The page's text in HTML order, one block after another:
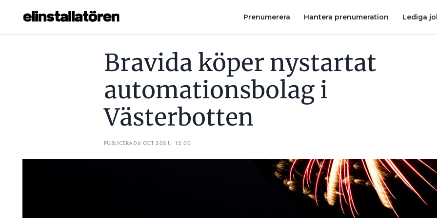
Prenumerera Hantera prenumeration Lediga
Hantera prenumeration
Läs E-tidningen
Bravida köper nystartat
automationsbolag i
Västerbotten
PUBLICERAD6 OCT 2021, 12:00
BRAVIDA KÖPER NYSTARTAT AUTOMATIONSBOLAG I VÄSTERBOTTEN BRAVIDA KÖPER EL- OCH VS-FÖRETAG MED 180